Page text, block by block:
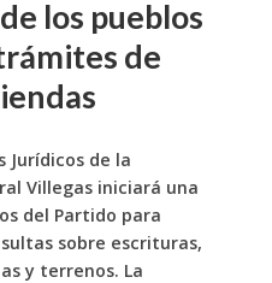
los pueblos
de
Jurídicos de la
Villegas iniciará una
del Partido para
sobre escrituras,
y terrenos. La